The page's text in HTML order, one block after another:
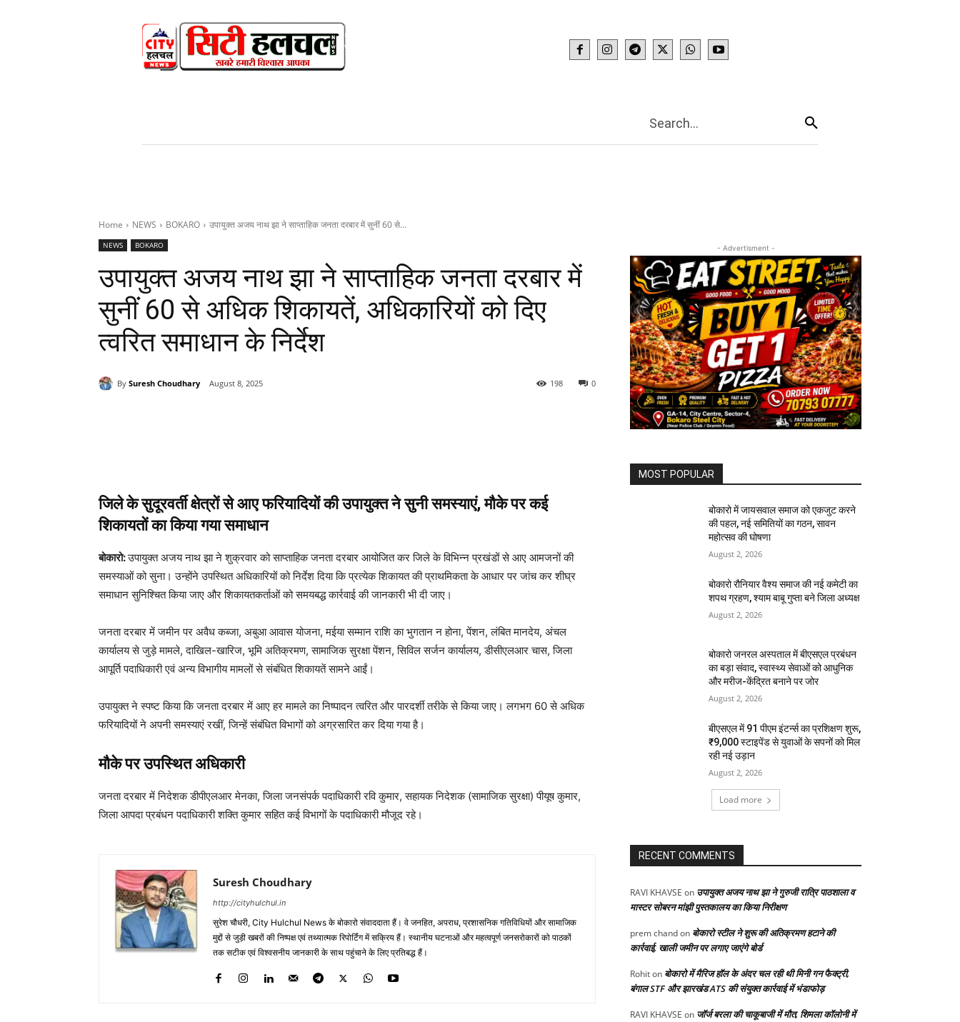
WEB STORIES More
Search...
Home NEWS BOKARO उपायुक्त अजय नाथ झा ने साप्ताहिक जनता दरबार में सुनीं 60 से...
NEWS BOKARO
उपायुक्त अजय नाथ झा ने साप्ताहिक जनता दरबार में
सुनीं 60 से अधिक शिकायतें, अधिकारियों को दिए
त्वरित समाधान के निर्देश
By Suresh Choudhary August 8, 2025 0
198
जिले के सुदूरवर्ती क्षेत्रों से आए फरियादियों की उपायुक्त ने सुनी समस्याएं, मौके पर कई
शिकायतों का किया गया समाधान
बोकारो:उपायुक्त अजय नाथ झा ने शुक्रवार को साप्ताहिक जनता दरबार आयोजित कर जिले के विभिन्न प्रखंडों से आए आमजनों की
समस्याओं को सुना। उन्होंने उपस्थित अधिकारियों को निर्देश दिया कि प्रत्येक शिकायत की प्राथमिकता के आधार पर जांच कर शीघ्र
समाधान सुनिश्चित किया जाए और शिकायतकर्ताओं को समयबद्ध कार्रवाई की जानकारी भी दी जाए।
जनता दरबार में जमीन पर अवैध कब्जा, अबुआ आवास योजना, मईया सम्मान राशि का भुगतान न होना, पेंशन, लंबित मानदेय, अंचल
कार्यालय से जुड़े मामले, दाखिल-खारिज, भूमि अतिक्रमण, सामाजिक सुरक्षा पेंशन, सिविल सर्जन कार्यालय, डीसीएलआर चास, जिला
आपूर्ति पदाधिकारी एवं अन्य विभागीय मामलों से संबंधित शिकायतें सामने आईं।
उपायुक्त ने स्पष्ट किया कि जनता दरबार में आए हर मामले का निष्पादन त्वरित और पारदर्शी तरीके से किया जाए। लगभग 60 से अधिक
फरियादियों ने अपनी समस्याएं रखीं, जिन्हें संबंधित विभागों को अग्रसारित कर दिया गया है।
मौके पर उपस्थित अधिकारी
जनता दरबार में निदेशक डीपीएलआर मेनका, जिला जनसंपर्क पदाधिकारी रवि कुमार, सहायक निदेशक (सामाजिक सुरक्षा) पीयूष कुमार,
जिला आपदा प्रबंधन पदाधिकारी शक्ति कुमार सहित कई विभागों के पदाधिकारी मौजूद रहे।
Suresh Choudhary
http://cityhulchul.in
सुरेश चौधरी, City Hulchul News के बोकारो संवाददाता हैं। वे जनहित, अपराध, प्रशासनिक गतिविधियों और सामाजिक
मुद्दों से जुड़ी खबरों की निष्पक्ष एवं तथ्यात्मक रिपोर्टिंग में सक्रिय हैं। स्थानीय घटनाओं और महत्वपूर्ण जनसरोकारों को पाठकों
तक सटीक एवं विश्वसनीय जानकारी के साथ पहुंचाने के लिए प्रतिबद्ध हैं।
- Advertisment -
MOST POPULAR
बोकारो में जायसवाल समाज को एकजुट करने
की पहल, नई समितियों का गठन, सावन
महोत्सव की घोषणा
August 2, 2026
बोकारो रौनियार वैश्य समाज की नई कमेटी का
शपथ ग्रहण, श्याम बाबू गुप्ता बने जिला अध्यक्ष
August 2, 2026
बोकारो जनरल अस्पताल में बीएसएल प्रबंधन
का बड़ा संवाद, स्वास्थ्य सेवाओं को आधुनिक
और मरीज-केंद्रित बनाने पर जोर
August 2, 2026
बीएसएल में 91 पीएम इंटर्न्स का प्रशिक्षण शुरू,
₹9,000 स्टाइपेंड से युवाओं के सपनों को मिल
रही नई उड़ान
August 2, 2026
Load more
RECENT COMMENTS
RAVI KHAVSE on उपायुक्त अजय नाथ झा ने गुरुजी रात्रि पाठशाला व
मास्टर सोबरन मांझी पुस्तकालय का किया निरीक्षण
prem chandon बोकारो स्टील ने शुरू की अतिक्रमण हटाने की
कार्रवाई, खाली जमीन पर लगाए जाएंगे बोर्ड
Rohiton बोकारो में मैरिज हॉल के अंदर चल रही थी मिनी गन फैक्ट्री,
बंगाल STF और झारखंड ATS की संयुक्त कार्रवाई में भंडाफोड़
RAVI KHAVSE on जॉर्ज बरला की चाकूबाजी में मौत, शिमला कॉलोनी में